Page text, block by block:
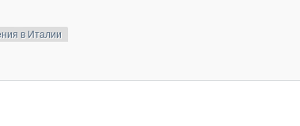
в Италии